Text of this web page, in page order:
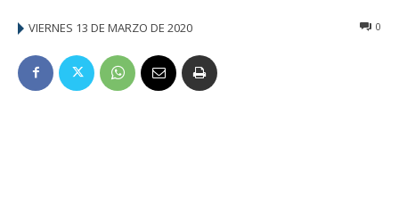
VIERNES 13 DE MARZO DE 2020 0